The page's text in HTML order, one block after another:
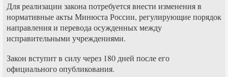
Для реализации закона потребуется внести изменения в
нормативные акты Минюста России, регулирующие порядок
направления и перевода осужденных между
исправительными учреждениями.
Закон вступит в силу через 180 дней после его
официального опубликования.